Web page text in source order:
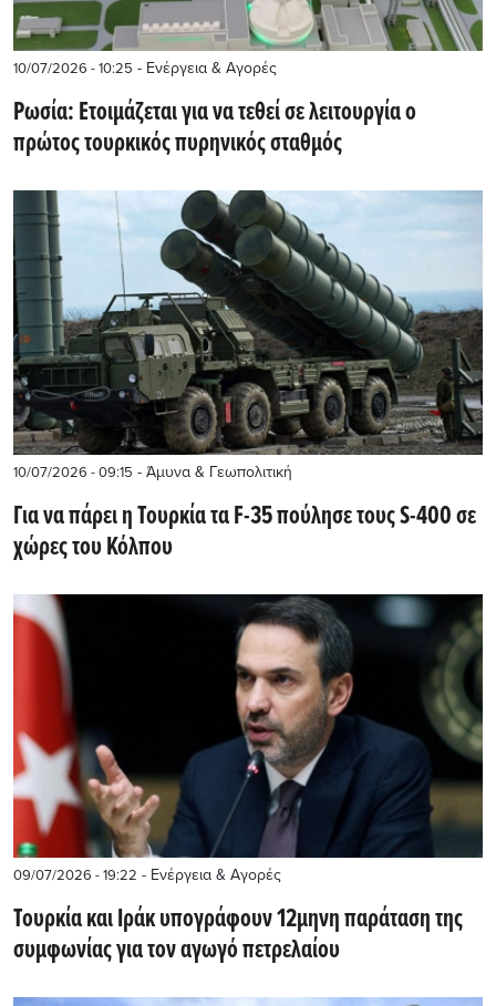
10/07/2026 - 10:25 - Ενέργεια & Αγορές
Ρωσία: Ετοιμάζεται για να τεθεί σε λειτουργία ο
πρώτος τουρκικός πυρηνικός σταθμός
10/07/2026 - 09:15 - Άμυνα & Γεωπολιτική
Για να πάρει η Τουρκία τα F-35 πούλησε τους S-400 σε
χώρες του Κόλπου
09/07/2026 - 19:22 - Ενέργεια & Αγορές
Τουρκία και Ιράκ υπογράφουν 12μηνη παράταση της
συμφωνίας για τον αγωγό πετρελαίου